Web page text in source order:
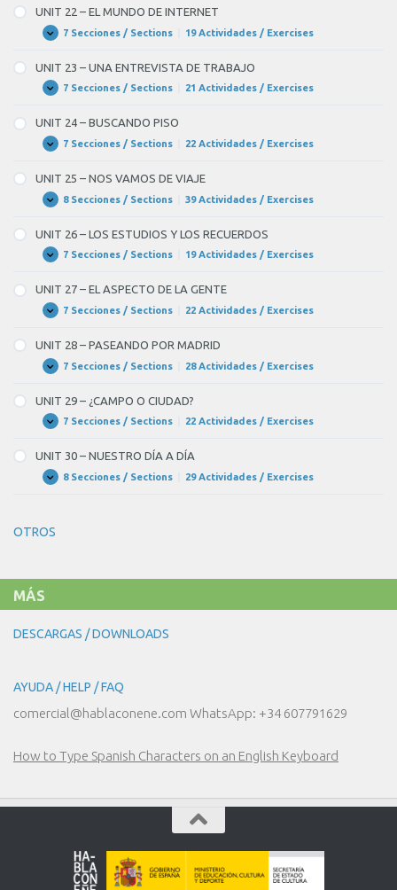
–
HABLAMOS
DE
POLÍTICA
UNIT 22 – EL MUNDO DE INTERNET
Expandir
UNIT
–
EL
MUNDO
7 Secciones / Sections 19 Actividades / Exercises
UNIT 23 – UNA ENTREVISTA DE TRABAJO
Expandir
UNIT
–
UNA
ENTREVISTA
DE
7 Secciones / Sections 21 Actividades / Exercises
UNIT 24 – BUSCANDO PISO
Expandir
UNIT
–
BUSCANDO
PISO
7 Secciones / Sections 22 Actividades / Exercises
UNIT 25 – NOS VAMOS DE VIAJE
Expandir
UNIT
–
NOS
VAMOS
8 Secciones / Sections 39 Actividades / Exercises
UNIT 26 – LOS ESTUDIOS Y LOS RECUERDOS
Expandir
UNIT
–
LOS
ESTUDIOS
Y
RECUERDOS
7 Secciones / Sections 19 Actividades / Exercises
UNIT 27 – EL ASPECTO DE LA GENTE
Expandir
UNIT
–
EL
ASPECTO
DE
GENTE
7 Secciones / Sections 22 Actividades / Exercises
UNIT 28 – PASEANDO POR MADRID
Expandir
UNIT
–
PASEANDO
POR
MADRID
7 Secciones / Sections 28 Actividades / Exercises
UNIT 29 – ¿CAMPO O CIUDAD?
Expandir
UNIT
–
¿CAMPO
O
CIUDAD?
7 Secciones / Sections 22 Actividades / Exercises
UNIT 30 – NUESTRO DÍA A DÍA
Expandir
UNIT
DÍA
8 Secciones / Sections 29 Actividades / Exercises
OTROS
MÁS
DESCARGAS / DOWNLOADS
AYUDA / HELP / FAQ
comercial@hablaconene.com WhatsApp: +34 607791629
How to Type Spanish Characters on an English Keyboard